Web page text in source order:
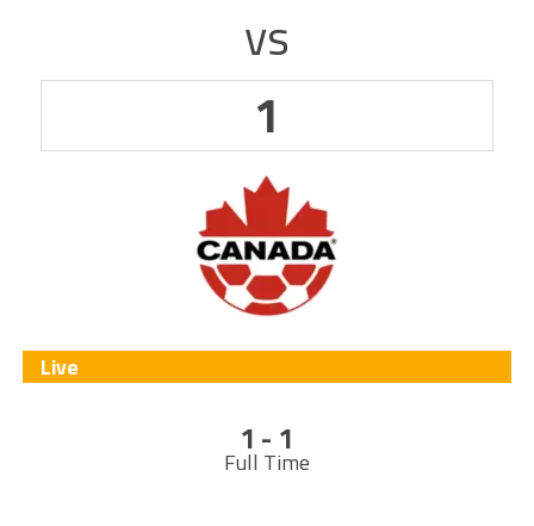
vs
1
Live
1 - 1
Full Time